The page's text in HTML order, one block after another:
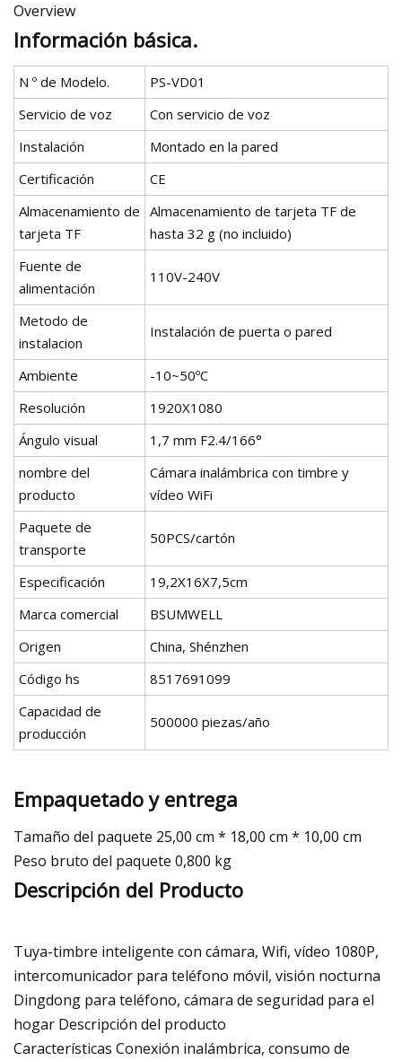
Overview
Información básica.
N º de Modelo.
PS-VD01
Servicio de voz
Con servicio de voz
Instalación
Montado en la pared
Certificación
CE
Almacenamiento de
tarjeta TF
Almacenamiento de tarjeta TF de
hasta 32 g (no incluido)
Fuente de
alimentación
110V-240V
Metodo de
instalacion
Instalación de puerta o pared
Ambiente
-10~50ºC
Resolución
1920X1080
Ángulo visual
1,7 mm F2.4/166°
nombre del
producto
Cámara inalámbrica con timbre y
vídeo WiFi
Paquete de
transporte
50PCS/cartón
Especificación
19,2X16X7,5cm
Marca comercial
BSUMWELL
Origen
China, Shénzhen
Código hs
8517691099
Capacidad de
producción
500000 piezas/año
Empaquetado y entrega
Tamaño del paquete 25,00 cm * 18,00 cm * 10,00 cm
Peso bruto del paquete 0,800 kg
Descripción del Producto
Tuya-timbre inteligente con cámara, Wifi, vídeo 1080P,
intercomunicador para teléfono móvil, visión nocturna
Dingdong para teléfono, cámara de seguridad para el
hogar Descripción del producto
Características Conexión inalámbrica, consumo de